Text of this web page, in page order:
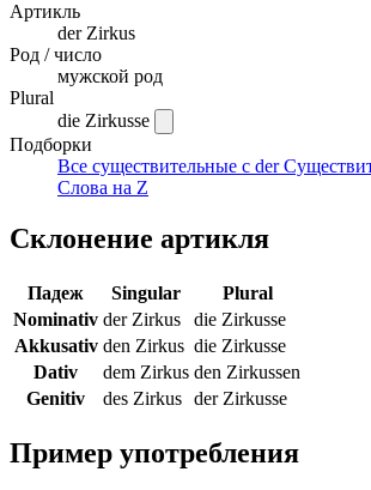
Артикль
derZirkus
Род / число
мужской род
Plural
die Zirkusse
Подборки
Все существительные с der
Слова на Z
Склонение артикля
Падеж Singular
Plural
Nominativ der Zirkus
die Zirkusse
Akkusativ den Zirkus die Zirkusse
Dativ
dem Zirkus den Zirkussen
Genitiv
des Zirkus der Zirkusse
Пример употребления